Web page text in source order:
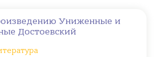
Униженные и
Достоевский